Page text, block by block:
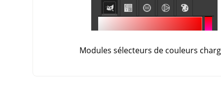
Modules sélecteurs de couleurs